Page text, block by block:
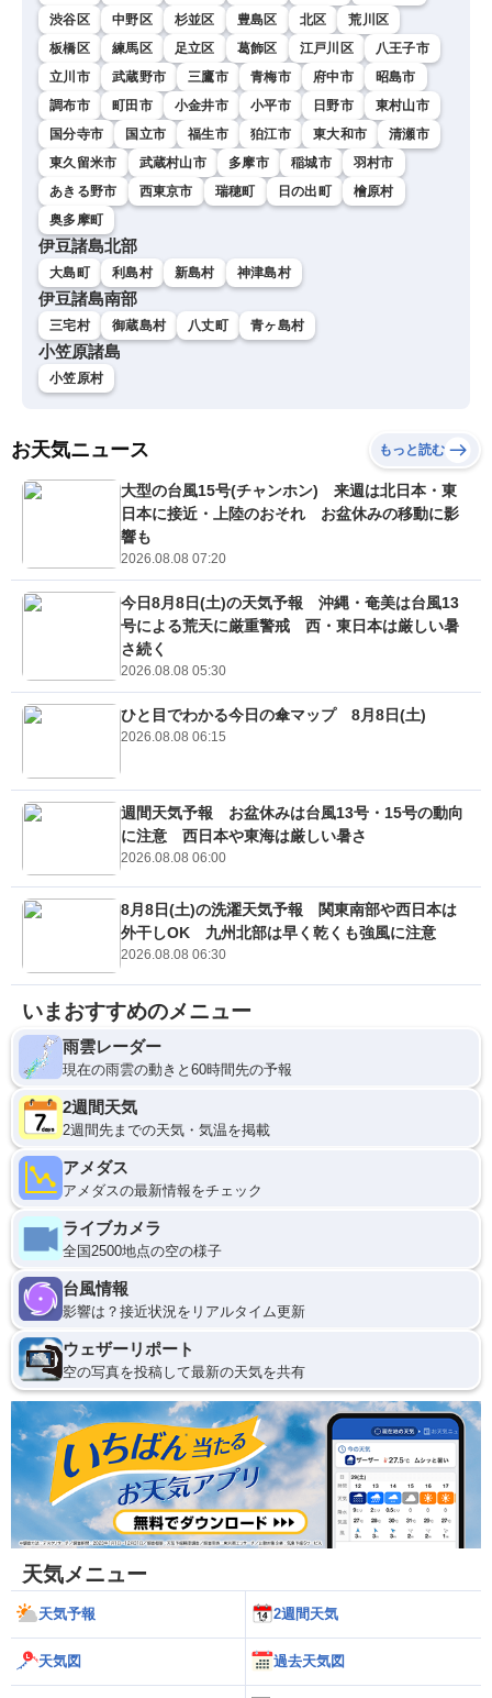
渋谷区 中野区 杉並区 豊島区 北区
荒川区
板橋区
練馬区 足立区 葛飾区 江戸川区
八王子市
立川市
武蔵野市 三鷹市 青梅市 府中市
昭島市
調布市
町田市 小金井市 小平市 日野市
東村山市
国分寺市
国立市 福生市 狛江市 東大和市
清瀬市
東久留米市
武蔵村山市 多摩市 稲城市
羽村市
あきる野市
西東京市 瑞穂町 日の出町
檜原村
奥多摩町
伊豆諸島北部
大島町 利島村 新島村 神津島村
伊豆諸島南部
三宅村 御蔵島村 八丈町 青ヶ島村
小笠原諸島
小笠原村
お天気ニュース もっと読む
大型の台風15号(チャンホン) 来週は北日本・東
日本に接近・上陸のおそれ お盆休みの移動に影
響も
2026.08.08 07:20
今日8月8日(土)の天気予報 沖縄・奄美は台風13
号による荒天に厳重警戒 西・東日本は厳しい暑
さ続く
2026.08.08 05:30
ひと目でわかる今日の傘マップ 8月8日(土)
2026.08.08 06:15
週間天気予報 お盆休みは台風13号・15号の動向
に注意 西日本や東海は厳しい暑さ
2026.08.08 06:00
8月8日(土)の洗濯天気予報 関東南部や西日本は
外干しOK 九州北部は早く乾くも強風に注意
2026.08.08 06:30
いまおすすめのメニュー
雨雲レーダー
現在の雨雲の動きと60時間先の予報
2週間天気
2週間先までの天気・気温を掲載
アメダス
アメダスの最新情報をチェック
ライブカメラ
全国2500地点の空の様子
台風情報
影響は？接近状況をリアルタイム更新
ウェザーリポート
空の写真を投稿して最新の天気を共有
天気メニュー
天気予報 2週間天気
天気図 過去天気図